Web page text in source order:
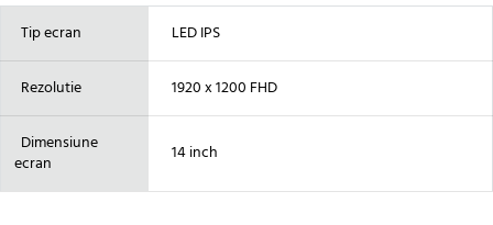
Tip ecran LED IPS
Rezolutie 1920 x 1200 FHD
Dimensiune
ecran
14 inch